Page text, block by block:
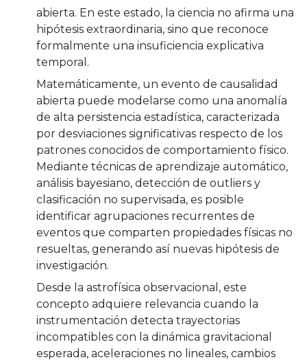
abierta. En este estado, la ciencia no afirma una
hipótesis extraordinaria, sino que reconoce
formalmente una insuficiencia explicativa
temporal.
Matemáticamente, un evento de causalidad
abierta puede modelarse como una anomalía
de alta persistencia estadística, caracterizada
por desviaciones significativas respecto de los
patrones conocidos de comportamiento físico.
Mediante técnicas de aprendizaje automático,
análisis bayesiano, detección de outliers y
clasificación no supervisada, es posible
identificar agrupaciones recurrentes de
eventos que comparten propiedades físicas no
resueltas, generando así nuevas hipótesis de
investigación.
Desde la astrofísica observacional, este
concepto adquiere relevancia cuando la
instrumentación detecta trayectorias
incompatibles con la dinámica gravitacional
esperada, aceleraciones no lineales, cambios